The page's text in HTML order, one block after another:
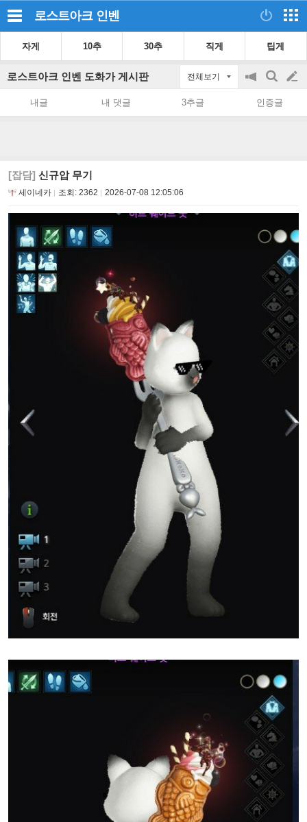
로스트아크 인벤
자게 10추 30추 직게 팁게
로스트아크 인벤 도화가 게시판 전체보기
공
on/off
검
색
글
쓰
내글 내 댓글 3추글 인증글
[잡담] 신규압 무기
세이네카 조회: 2362 2026-07-08 12:05:06